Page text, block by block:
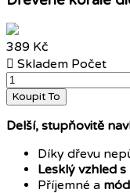
389 Kč
 Skladem Počet
Koupit To
Delší, stupňovitě
Díky dřevu
Lesklý vzhled
Příjemné a